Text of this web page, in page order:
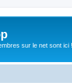
sur le net sont ici !